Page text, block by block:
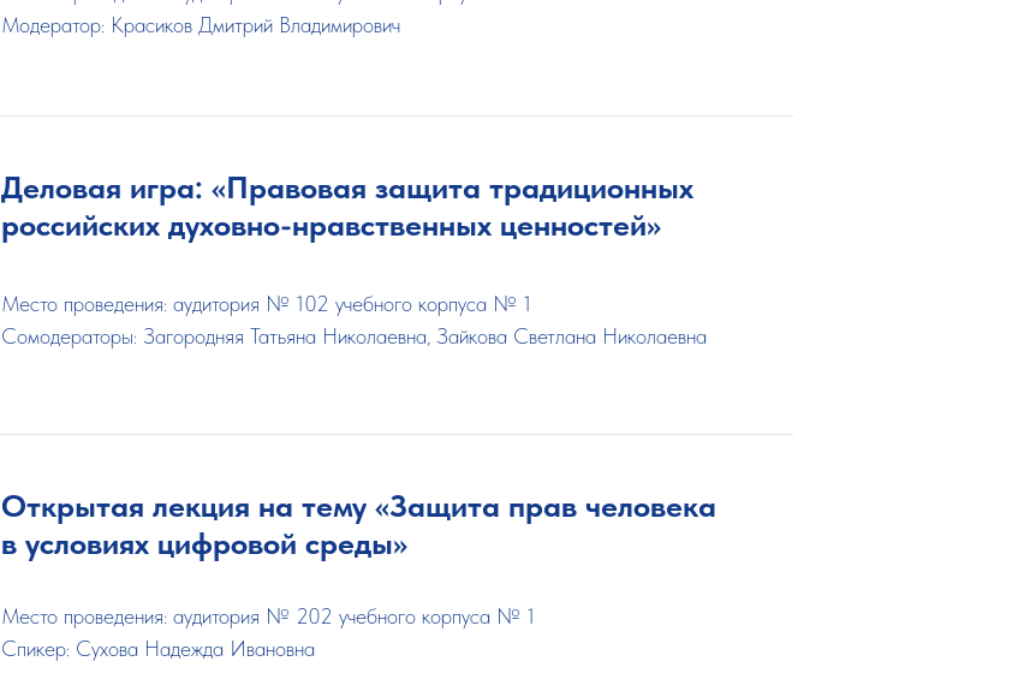
Модератор: Красиков Дмитрий Владимирович
Деловая игра: «Правовая защита традиционных
российских духовно-нравственных ценностей»
Место проведения: аудитория № 102 учебного корпуса № 1
Сомодераторы: Загородняя Татьяна Николаевна, Зайкова Светлана Николаевна
Открытая лекция на тему «Защита прав человека
в условиях цифровой среды»
Место проведения: аудитория № 202 учебного корпуса № 1
Спикер: Сухова Надежда Ивановна